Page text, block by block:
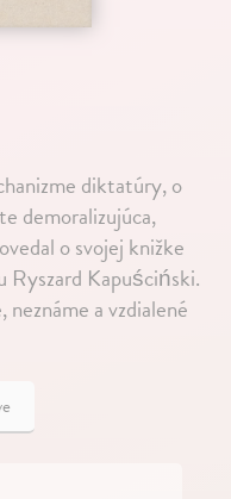
diktatúry, o
demoralizujúca,
o svojej knižke
Ryszard Kapuściński.
a vzdialené